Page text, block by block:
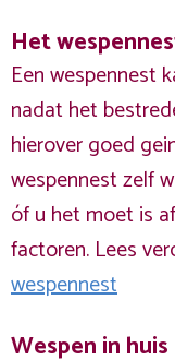
Het
Een wespennest
nadat het
hierover goed
wespennest zelf
óf u het moet is
factoren. Lees
wespennest
Wespen in huis